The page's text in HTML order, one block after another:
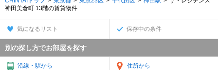
神田美倉町 13階の賃貸物件
気になるリスト 保存中の条件
別の探し方でお部屋を探す
沿線・駅から 住所から